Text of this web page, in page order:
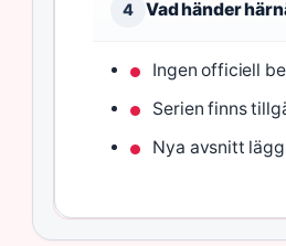
4 Vad händer
Ingen officiell
Serien finns
Nya avsnitt